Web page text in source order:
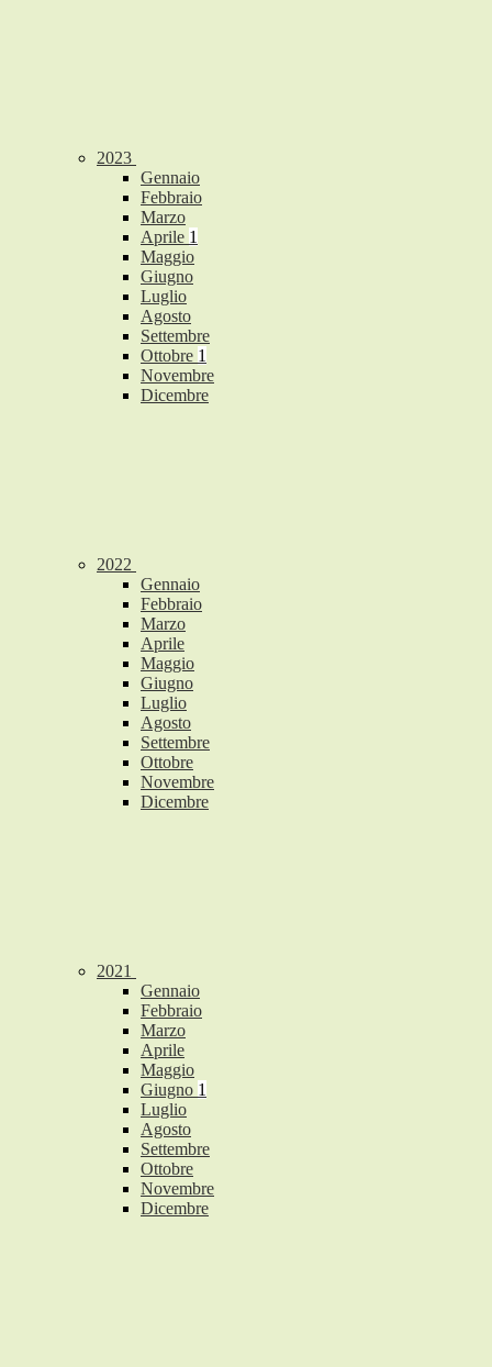
2023
Gennaio
Febbraio
Marzo
Aprile 1
Maggio
Giugno
Luglio
Agosto
Settembre
Ottobre 1
Novembre
Dicembre
2022
Gennaio
Febbraio
Marzo
Aprile
Maggio
Giugno
Luglio
Agosto
Settembre
Ottobre
Novembre
Dicembre
2021
Gennaio
Febbraio
Marzo
Aprile
Maggio
Giugno 1
Luglio
Agosto
Settembre
Ottobre
Novembre
Dicembre